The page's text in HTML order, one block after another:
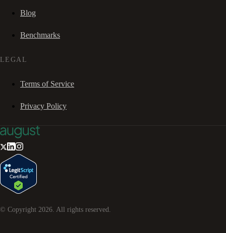
Blog
Benchmarks
LEGAL
Terms of Service
Privacy Policy
© Copyright 2026 . All rights reserved.